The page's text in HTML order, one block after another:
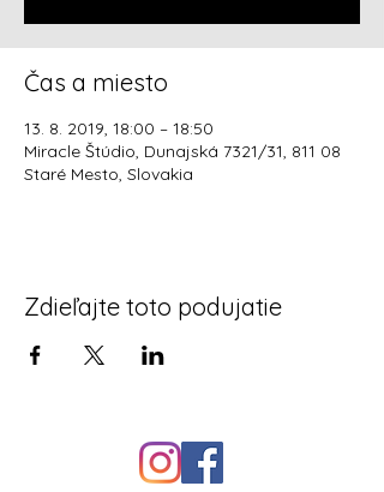
Čas a miesto
13. 8. 2019, 18:00 – 18:50
Miracle Štúdio, Dunajská 7321/31, 811 08
Staré Mesto, Slovakia
Zdieľajte toto podujatie